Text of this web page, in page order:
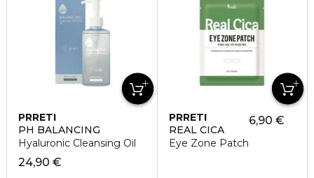
PRRETI
PH BALANCING
Hyaluronic Cleansing Oil
24,90 €
PRRETI
REAL CICA
Eye Zone Patch
6,90 €